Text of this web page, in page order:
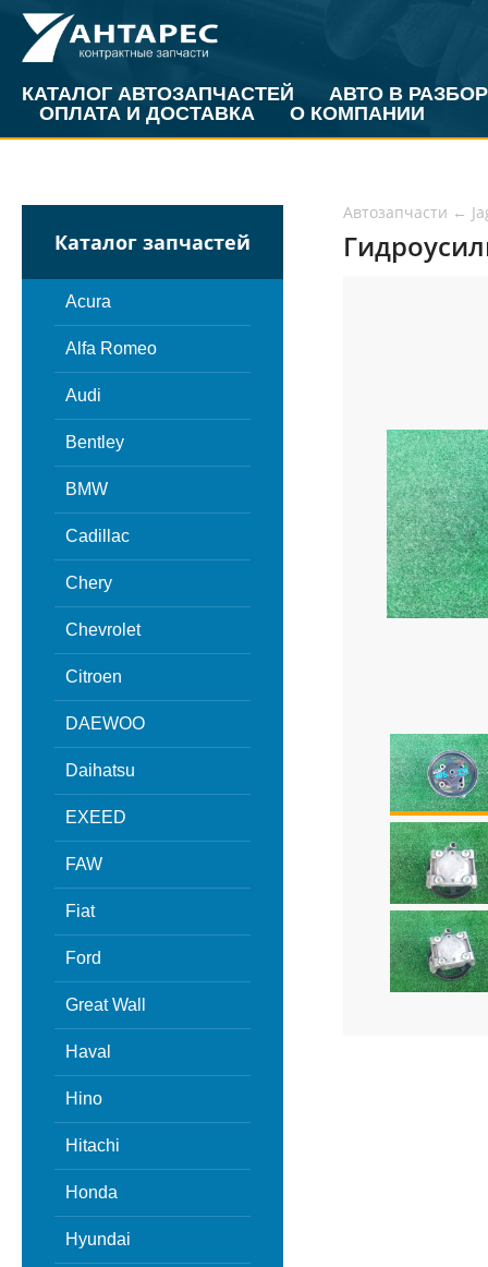
КАТАЛОГ АВТОЗАПЧАСТЕЙ
АВТО В РАЗБОР
ОПЛАТА И ДОСТАВКА
О КОМПАНИИ
Каталог запчастей
Acura
Alfa Romeo
Audi
Bentley
BMW
Cadillac
Chery
Chevrolet
Citroen
DAEWOO
Daihatsu
EXEED
FAW
Fiat
Ford
Great Wall
Haval
Hino
Hitachi
Honda
Hyundai
Автозапчасти ←